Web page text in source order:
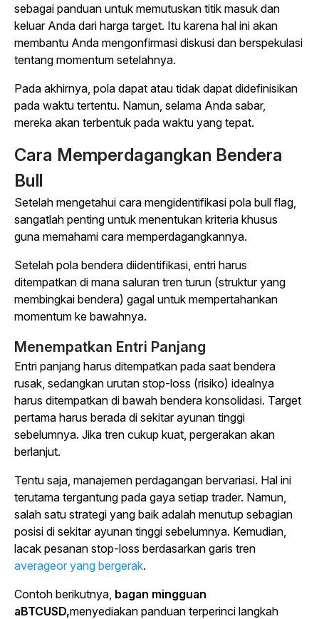
sebagai panduan untuk memutuskan titik masuk dan
keluar Anda dari harga target. Itu karena hal ini akan
membantu Anda mengonfirmasi diskusi dan berspekulasi
tentang momentum setelahnya.
Pada akhirnya, pola dapat atau tidak dapat didefinisikan
pada waktu tertentu. Namun, selama Anda sabar,
mereka akan terbentuk pada waktu yang tepat.
Cara Memperdagangkan Bendera
Bull
Setelah mengetahui cara mengidentifikasi pola bull flag,
sangatlah penting untuk menentukan kriteria khusus
guna memahami cara memperdagangkannya.
Setelah pola bendera diidentifikasi, entri harus
ditempatkan di mana saluran tren turun (struktur yang
membingkai bendera) gagal untuk mempertahankan
momentum ke bawahnya.
Menempatkan Entri Panjang
Entri panjang harus ditempatkan pada saat bendera
rusak, sedangkan urutan stop-loss (risiko) idealnya
harus ditempatkan di bawah bendera konsolidasi. Target
pertama harus berada di sekitar ayunan tinggi
sebelumnya. Jika tren cukup kuat, pergerakan akan
berlanjut.
Tentu saja, manajemen perdagangan bervariasi. Hal ini
terutama tergantung pada gaya setiap trader. Namun,
salah satu strategi yang baik adalah menutup sebagian
posisi di sekitar ayunan tinggi sebelumnya. Kemudian,
lacak pesanan stop-loss berdasarkan garis tren
averageor yang bergerak.
Contoh berikutnya, bagan mingguan
aBTCUSD,menyediakan panduan terperinci langkah